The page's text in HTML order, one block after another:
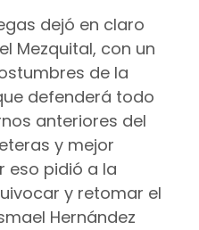
dejó en claro
Mezquital, con un
de la
defenderá todo
anteriores del
y mejor
eso pidió a la
y retomar el
Hernández